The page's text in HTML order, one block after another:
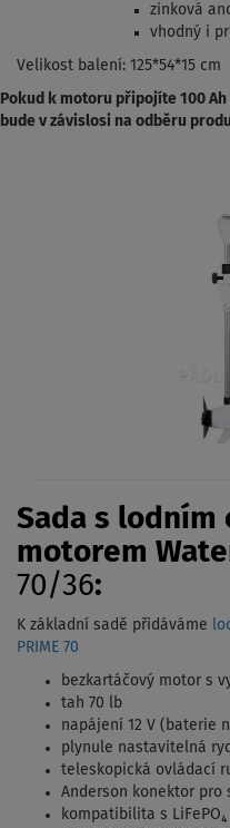
zinková
vhodný i
Velikost balení: 125*54*15 cm
Pokud k motoru připojíte 100
bude v závislosi na odběru
Sada s
motorem
70/36:
K základní sadě přidáváme
PRIME 70
bezkartáčový motor s
tah 70 lb
napájení 12 V (baterie
plynule nastavitelná
teleskopická ovládací
Anderson konektor
kompatibilita s